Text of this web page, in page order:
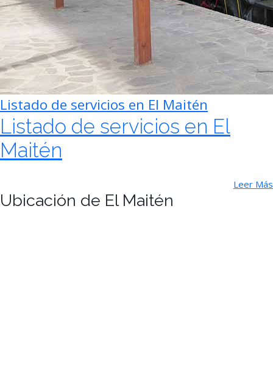
Listado de servicios en El Maitén
Listado de servicios en El
Maitén
Leer Más
Ubicación de El Maitén